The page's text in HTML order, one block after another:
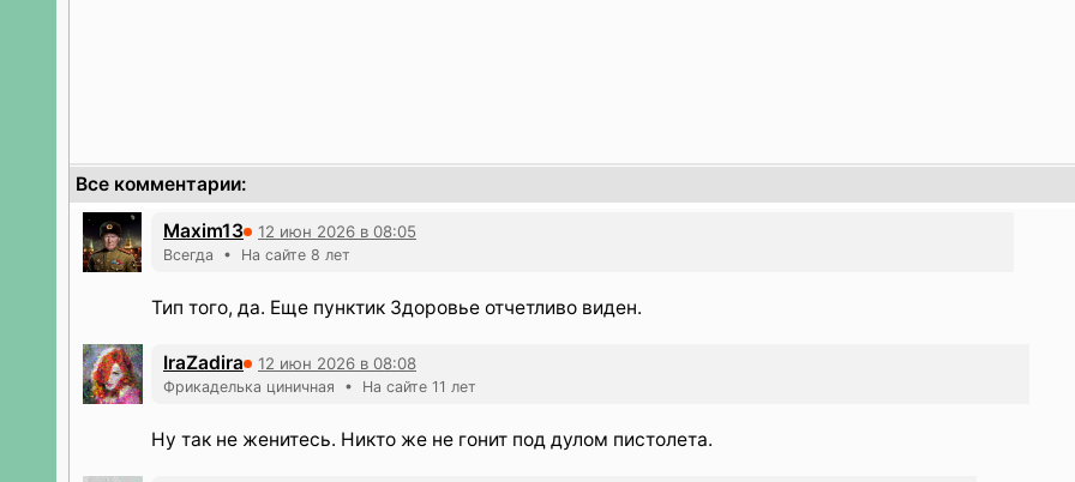
Все комментарии:
Maxim13 12 июн 2026 в 08:05
Всегда • На сайте 8 лет
Тип того, да. Еще пунктик Здоровье отчетливо виден.
IraZadira 12 июн 2026 в 08:08
Фрикаделька циничная • На сайте 11 лет
Ну так не женитесь. Никто же не гонит под дулом пистолета.